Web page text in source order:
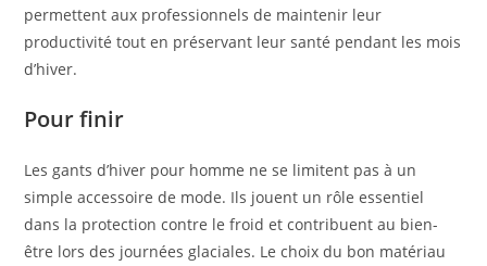
permettent aux professionnels de maintenir leur
productivité tout en préservant leur santé pendant les mois
d’hiver.
Pour finir
Les gants d’hiver pour homme ne se limitent pas à un
simple accessoire de mode. Ils jouent un rôle essentiel
dans la protection contre le froid et contribuent au bien-
être lors des journées glaciales. Le choix du bon matériau